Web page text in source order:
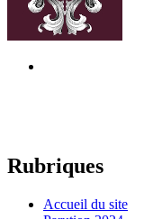
Rubriques
Accueil du site